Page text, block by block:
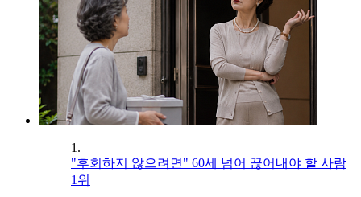
1.
"후회하지 않으려면" 60세 넘어 끊어내야 할 사람
1위